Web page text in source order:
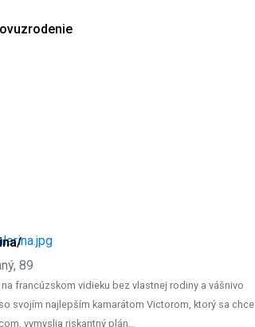
89
francúzskom vidieku bez vlastnej rodiny a vášnivo
svojím najlepším kamarátom Victorom, ktorý sa chce
vymyslia riskantný plán...